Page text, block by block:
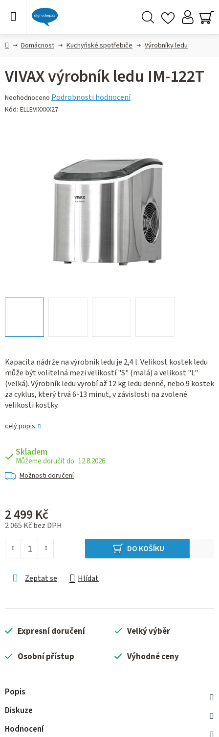
DomůDomácnost Kuchyňské spotřebiče Výrobníky ledu
Kapacita nádrže na výrobník ledu je 2,4 l. Velikost kostek ledu
může být volitelná mezi velikostí "S" (malá) a velikost "L"
(velká). Výrobník ledu vyrobí až 12 kg ledu denně, nebo 9 kostek
za cyklus, který trvá 6-13 minut, v závislosti na zvolené
velikosti kostky.
celý popis
Skladem
12.8.2026
Možnosti doručení
2 499 Kč
2 065 Kč bez DPH
DO KOŠÍKU
Zeptat se Hlídat
VIVAX výrobník ledu IM-122T
Průměrné
hodnocení
Neohodnoceno Podrobnosti hodnocení
Kód: ELLEVIXXXX27
Expresní doručení Velký výběr
Osobní přístup Výhodné ceny
Popis
Diskuze
Hodnocení